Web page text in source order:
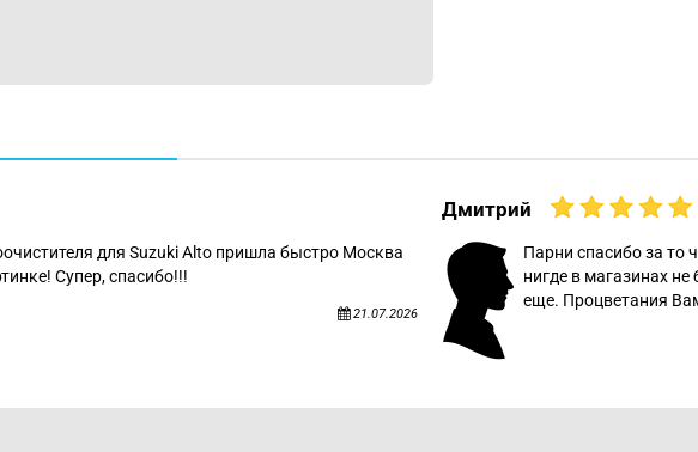
для Suzuki Alto пришла быстро Москва
Супер, спасибо!!!
21.07.2026
Дмитрий
Парни спасибо за то
нигде в магазинах
еще. Процветания